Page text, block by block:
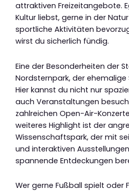
attraktiven Freizeitangebote.
Kultur liebst, gerne in der
sportliche Aktivitäten
wirst du sicherlich fündig.
Eine der Besonderheiten der
Nordsternpark, der ehemalige
Hier kannst du nicht nur
auch Veranstaltungen
zahlreichen Open-Air-
weiteres Highlight ist der
Wissenschaftspark, der mit
und interaktiven
spannende Entdeckungen
Wer gerne Fußball spielt oder